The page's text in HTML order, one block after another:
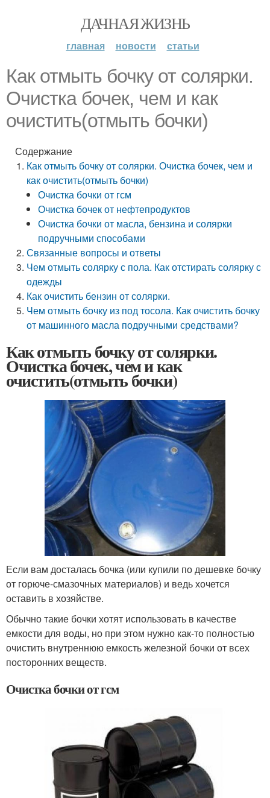
ДАЧНАЯ ЖИЗНЬ
главная новости статьи
Как отмыть бочку от солярки.
Очистка бочек, чем и как
очистить(отмыть бочки)
Содержание
Как отмыть бочку от солярки. Очистка бочек, чем и
как очистить(отмыть бочки)
Очистка бочки от гсм
Очистка бочек от нефтепродуктов
Очистка бочки от масла, бензина и солярки
подручными способами
Связанные вопросы и ответы
Чем отмыть солярку с пола. Как отстирать солярку с
одежды
Как очистить бензин от солярки.
Чем отмыть бочку из под тосола. Как очистить бочку
от машинного масла подручными средствами?
Как отмыть бочку от солярки.
Очистка бочек, чем и как
очистить(отмыть бочки)
Если вам досталась бочка (или купили по дешевке бочку
от горюче-смазочных материалов) и ведь хочется
оставить в хозяйстве.
Обычно такие бочки хотят использовать в качестве
емкости для воды, но при этом нужно как-то полностью
очистить внутреннюю емкость железной бочки от всех
посторонних веществ.
Очистка бочки от гсм